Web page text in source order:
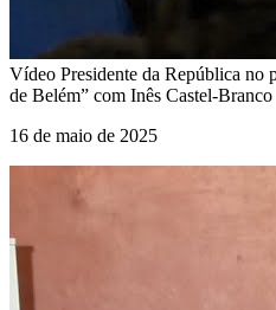
Vídeo Presidente da República no
de Belém” com Inês Castel-Branco
16 de maio de 2025